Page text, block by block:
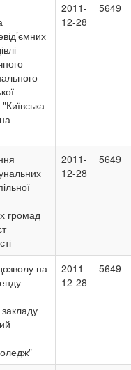
2011-
12-28
5649
громад
2011-
12-28
5649
на
2011-
12-28
5649